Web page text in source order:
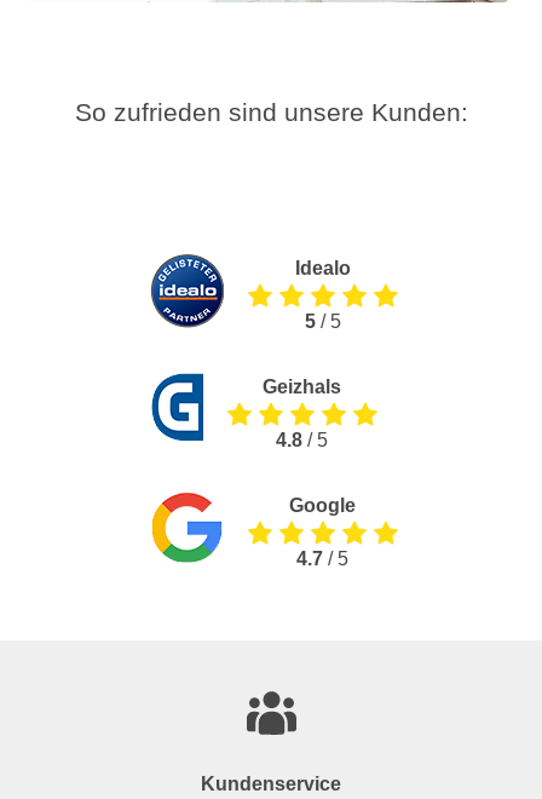
So zufrieden sind unsere Kunden:
Idealo
5/ 5
Geizhals
4.8 / 5
Google
4.7 / 5
Kundenservice